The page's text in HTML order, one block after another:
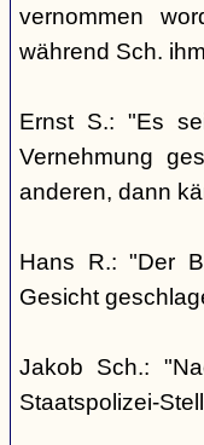
vernommen
während Sch.
Ernst S.: "Es
Vernehmung
anderen, dann
Hans R.: "Der
Gesicht
Jakob Sch.:
Staatspolizei-